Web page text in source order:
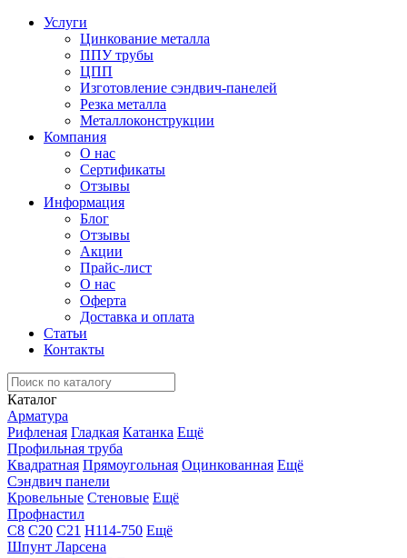
Услуги
Цинкование металла
ППУ трубы
ЦПП
Изготовление сэндвич-панелей
Резка металла
Металлоконструкции
Компания
О нас
Сертификаты
Отзывы
Информация
Блог
Отзывы
Акции
Прайс-лист
О нас
Оферта
Доставка и оплата
Статьи
Контакты
Каталог
Арматура
Рифленая Гладкая Катанка Ещё
Профильная труба
Квадратная Прямоугольная Оцинкованная Ещё
Сэндвич панели
Кровельные Стеновые Ещё
Профнастил
С8 С20 С21 Н114-750 Ещё
Шпунт Ларсена